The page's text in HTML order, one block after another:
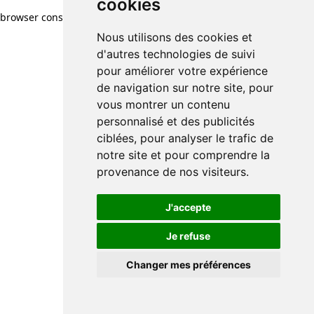
cookies
Nous utilisons des cookies et
d'autres technologies de suivi
pour améliorer votre expérience
de navigation sur notre site, pour
vous montrer un contenu
personnalisé et des publicités
ciblées, pour analyser le trafic de
notre site et pour comprendre la
provenance de nos visiteurs.
J'accepte
Je refuse
Changer mes préférences
browser console for more information)